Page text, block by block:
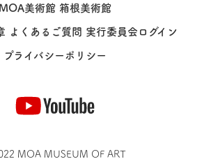
MOA美術館 箱根美術館
よくあるご質問 実行委員会ログイン
プライバシーポリシー
MOA MUSEUM OF ART